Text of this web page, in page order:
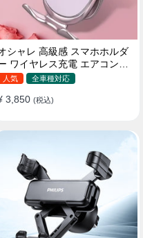
シャレ 高級感 スマホホルダ
ワイヤレス充電 エアコン吹
出し口/ 吸盤タイプ 女性
人気 全車種対応
3,850 (税込)